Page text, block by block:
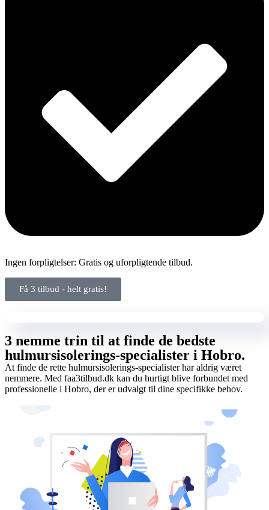
Ingen forpligtelser: Gratis og uforpligtende tilbud.
Få 3 tilbud - helt gratis!
3 nemme trin til at finde de bedste
hulmursisolerings-specialister i Hobro.
At finde de rette hulmursisolerings-specialister har aldrig været
nemmere. Med faa3tilbud.dk kan du hurtigt blive forbundet med
professionelle i Hobro, der er udvalgt til dine specifikke behov.